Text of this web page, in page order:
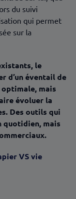
du suivi
qui permet
sur la
le
d’un éventail de
mais
évoluer la
Des outils qui
quotidien, mais
VS vie